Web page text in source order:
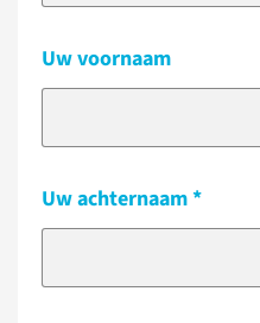
Uw voornaam
Uw achternaam